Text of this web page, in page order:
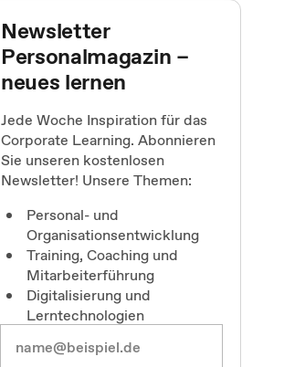
Newsletter
Personalmagazin –
neues lernen
Jede Woche Inspiration für das
Corporate Learning. Abonnieren
Sie unseren kostenlosen
Newsletter! Unsere Themen:
Personal- und
Organisationsentwicklung
Training, Coaching und
Mitarbeiterführung
Digitalisierung und
Lerntechnologien